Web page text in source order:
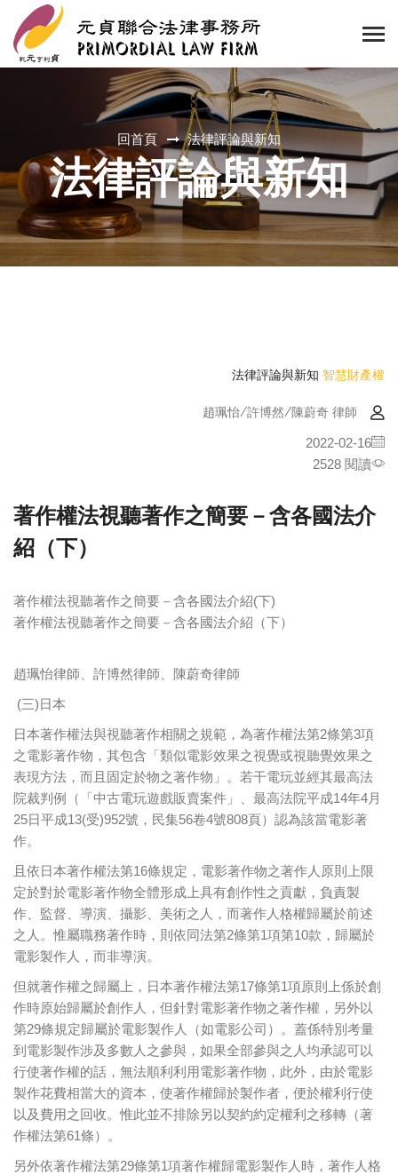
回首頁 法律評論與新知
法律評論與新知
法律評論與新知 智慧財產權
趙珮怡/許博然/陳蔚奇 律師
2022-02-16
2528 閱讀
著作權法視聽著作之簡要－含各國法介
紹（下）
著作權法視聽著作之簡要－含各國法介紹(下)
著作權法視聽著作之簡要－含各國法介紹（下）
趙珮怡律師、許博然律師、陳蔚奇律師
(三)日本
日本著作權法與視聽著作相關之規範，為著作權法第2條第3項
之電影著作物，其包含「類似電影效果之視覺或視聽覺效果之
表現方法，而且固定於物之著作物」。若干電玩並經其最高法
院裁判例（「中古電玩遊戲販賣案件」、最高法院平成14年4月
25日平成13(受)952號，民集56卷4號808頁）認為該當電影著
作。
且依日本著作權法第16條規定，電影著作物之著作人原則上限
定於對於電影著作物全體形成上具有創作性之貢獻，負責製
作、監督、導演、攝影、美術之人，而著作人格權歸屬於前述
之人。惟屬職務著作時，則依同法第2條第1項第10款，歸屬於
電影製作人，而非導演。
但就著作權之歸屬上，日本著作權法第17條第1項原則上係於創
作時原始歸屬於創作人，但針對電影著作物之著作權，另外以
第29條規定歸屬於電影製作人（如電影公司）。蓋係特別考量
到電影製作涉及多數人之參與，如果全部參與之人均承認可以
行使著作權的話，無法順利利用電影著作物，此外，由於電影
製作花費相當大的資本，使著作權歸於製作者，便於權利行使
以及費用之回收。惟此並不排除另以契約約定權利之移轉（著
作權法第61條）。
另外依著作權法第29條第1項著作權歸電影製作人時，著作人格